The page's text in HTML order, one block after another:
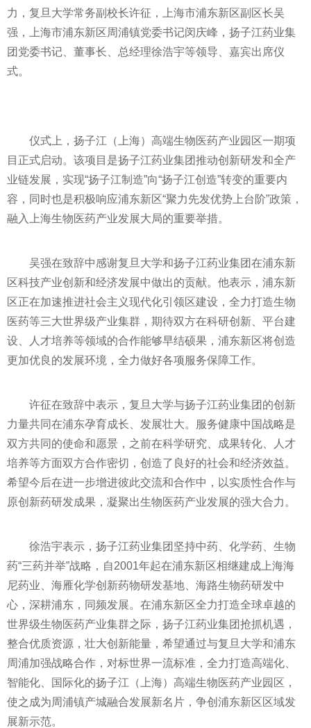
力，复旦大学常务副校长许征，上海市浦东新区副区长吴
强，上海市浦东新区周浦镇党委书记闵庆峰，扬子江药业集
团党委书记、董事长、总经理徐浩宇等领导、嘉宾出席仪
式。
仪式上，扬子江（上海）高端生物医药产业园区一期项
目正式启动。该项目是扬子江药业集团推动创新研发和全产
业链发展，实现“扬子江制造”向“扬子江创造”转变的重要内
容，同时也是积极响应浦东新区“聚力先发优势上台阶”政策，
融入上海生物医药产业发展大局的重要举措。
吴强在致辞中感谢复旦大学和扬子江药业集团在浦东新
区科技产业创新和经济发展中做出的贡献。他表示，浦东新
区正在加速推进社会主义现代化引领区建设，全力打造生物
医药等三大世界级产业集群，期待双方在科研创新、平台建
设、人才培养等领域的合作能够早结硕果，浦东新区将创造
更加优良的发展环境，全力做好各项服务保障工作。
许征在致辞中表示，复旦大学与扬子江药业集团的创新
力量共同在浦东孕育成长、发展壮大。服务健康中国战略是
双方共同的使命和愿景，之前在科学研究、成果转化、人才
培养等方面双方合作密切，创造了良好的社会和经济效益。
希望今后在进一步增进彼此交流和合作中，以实质性合作与
原创新药研发成果，凝聚出生物医药产业发展的强大合力。
徐浩宇表示，扬子江药业集团坚持中药、化学药、生物
药“三药并举”战略，自2001年起在浦东新区相继建成上海海
尼药业、海雁化学创新药物研发基地、海路生物药研发中
心，深耕浦东，同频发展。在浦东新区全力打造全球卓越的
世界级生物医药产业集群之际，扬子江药业集团抢抓机遇，
整合优质资源，壮大创新能量，希望通过与复旦大学和浦东
周浦加强战略合作，对标世界一流标准，全力打造高端化、
智能化、国际化的扬子江（上海）高端生物医药产业园区，
使之成为周浦镇产城融合发展新名片，争创浦东新区区域发
展新示范。